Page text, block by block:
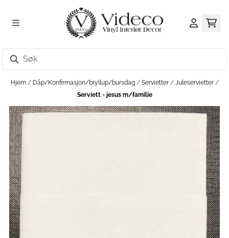
Hjem / Dåp/Konfirmasjon/bryllup/bursdag / Servietter / Juleservietter /
Serviett - jesus m/familie